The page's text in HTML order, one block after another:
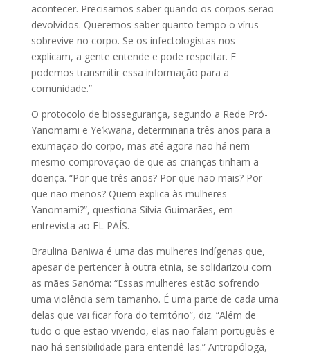
acontecer. Precisamos saber quando os corpos serão
devolvidos. Queremos saber quanto tempo o vírus
sobrevive no corpo. Se os infectologistas nos
explicam, a gente entende e pode respeitar. E
podemos transmitir essa informação para a
comunidade.”
O protocolo de biossegurança, segundo a Rede Pró-
Yanomami e Ye’kwana, determinaria três anos para a
exumação do corpo, mas até agora não há nem
mesmo comprovação de que as crianças tinham a
doença. “Por que três anos? Por que não mais? Por
que não menos? Quem explica às mulheres
Yanomami?”, questiona Sílvia Guimarães, em
entrevista ao EL PAÍS.
Braulina Baniwa é uma das mulheres indígenas que,
apesar de pertencer à outra etnia, se solidarizou com
as mães Sanöma: “Essas mulheres estão sofrendo
uma violência sem tamanho. É uma parte de cada uma
delas que vai ficar fora do território”, diz. “Além de
tudo o que estão vivendo, elas não falam português e
não há sensibilidade para entendê-las.” Antropóloga,